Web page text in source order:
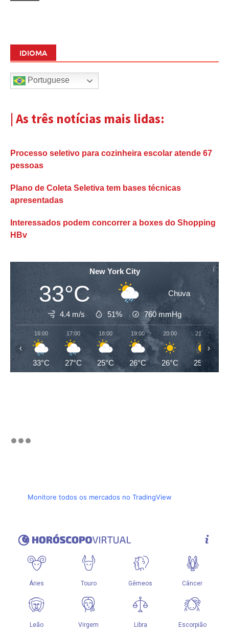
IDIOMA
Portuguese
| As três notícias mais lidas:
Processo seletivo para cozinheira escolar atende 67
pessoas
Plano de Coleta Seletiva tem bases técnicas
apresentadas
Interessados podem concorrer a boxes do Shopping
HBv
New York City
33°C Chuva
4.4 m/s 51% 760mmHg
16:00
33°C
17:00
27°C
18:00
25°C
19:00
26°C
20:00
26°C
21:00
25°C
‹ ›
Monitore todos os mercados no TradingView